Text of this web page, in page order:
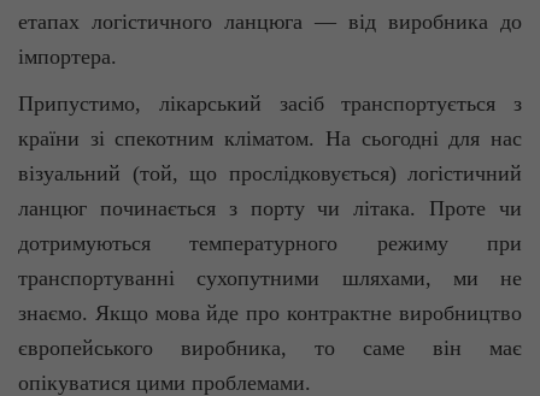
етапах логістичного ланцюга — від виробника до
імпортера.
Припустимо, лікарський засіб транспортується з
країни зі спекотним кліматом. На сьогодні для нас
візуальний (той, що прослідковується) логістичний
ланцюг починається з порту чи літака. Проте чи
дотримуються температурного режиму при
транспортуванні сухопутними шляхами, ми не
знаємо. Якщо мова йде про контрактне виробництво
європейського виробника, то саме він має
опікуватися цими проблемами.